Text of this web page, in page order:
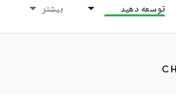
توسعه دهید بیشتر